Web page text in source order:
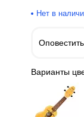
Нет в
Оповестить
Варианты